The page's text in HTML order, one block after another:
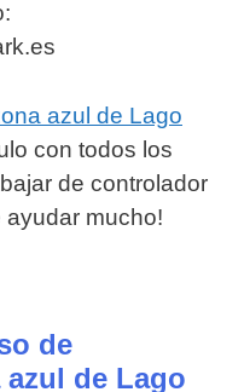
azul de Lago
con todos los
de controlador
mucho!
de
de Lago